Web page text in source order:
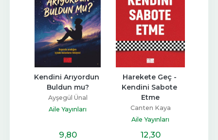
Kendini Arıyordun
Buldun mu?
Ayşegül Ünal
Aile Yayınları
9,80
Harekete Geç -
Kendini Sabote
Etme
Canten Kaya
Aile Yayınları
12,30